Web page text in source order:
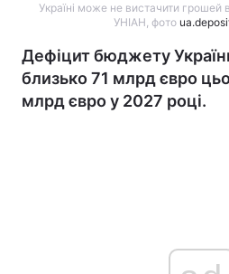
Україні може не вистачити
УНІАН, фото
Дефіцит бюджету
близько 71 млрд євро
млрд євро у 2027 році.